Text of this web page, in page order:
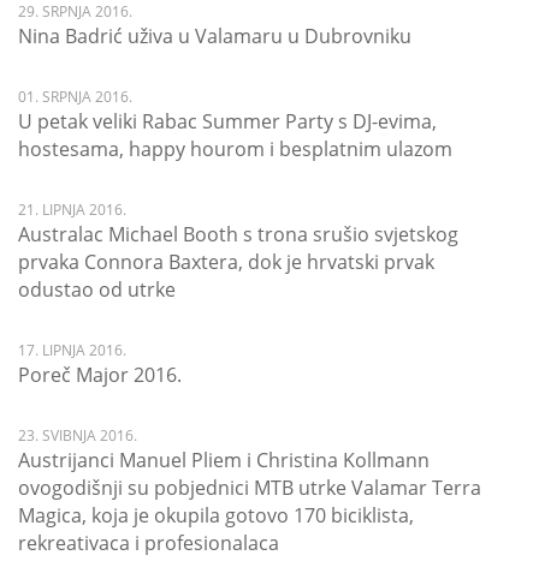
29. SRPNJA 2016.
Nina Badrić uživa u Valamaru u Dubrovniku
01. SRPNJA 2016.
U petak veliki Rabac Summer Party s DJ-evima,
hostesama, happy hourom i besplatnim ulazom
21. LIPNJA 2016.
Australac Michael Booth s trona srušio svjetskog
prvaka Connora Baxtera, dok je hrvatski prvak
odustao od utrke
17. LIPNJA 2016.
Poreč Major 2016.
23. SVIBNJA 2016.
Austrijanci Manuel Pliem i Christina Kollmann
ovogodišnji su pobjednici MTB utrke Valamar Terra
Magica, koja je okupila gotovo 170 biciklista,
rekreativaca i profesionalaca